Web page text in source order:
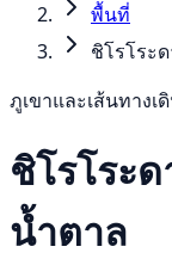
พื้นที่
ชิโรโระด
ภูเขาและเส้นทางเ
ชิโรโระ
น้ำตาล